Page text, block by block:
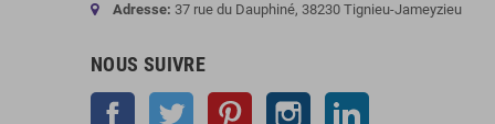
Adresse: 37 rue du Dauphiné, 38230 Tignieu-Jameyzieu
NOUS SUIVRE
Facebook Twitter Pinterest Instagram